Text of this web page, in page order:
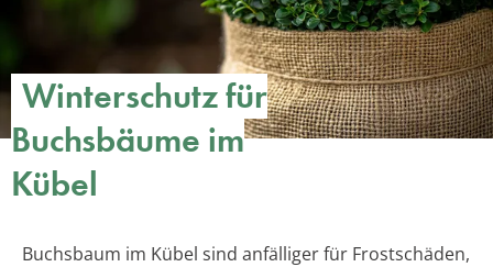
Winterschutz für
Buchsbäume im
Kübel
Buchsbaum im Kübel sind anfälliger für Frostschäden,